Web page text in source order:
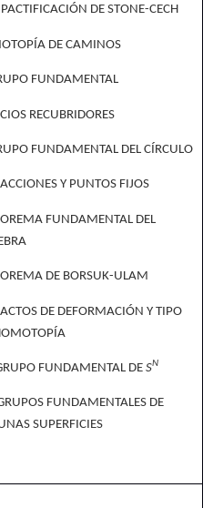
DE STONE-CECH
DE CAMINOS
FUNDAMENTAL
RECUBRIDORES
FUNDAMENTAL DEL CÍRCULO
Y PUNTOS FIJOS
FUNDAMENTAL DEL
DE BORSUK-ULAM
DE DEFORMACIÓN Y TIPO
FUNDAMENTAL DE SN
FUNDAMENTALES DE
SUPERFICIES